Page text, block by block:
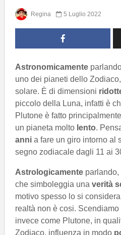
Regina 5 Luglio 2022
Astronomicamente
uno dei pianeti dello Zodiaco,
solare. È di dimensioni
piccolo della Luna, infatti è
Plutone è fatto
un pianeta molto lento.
anni a fare un giro intorno al
segno zodiacale dagli 11 ai
Astrologicamente
che simboleggia una verità
motivo spesso lo si
realtà non è cosi.
invece come Plutone, in
Zodiaco, influenza in modo